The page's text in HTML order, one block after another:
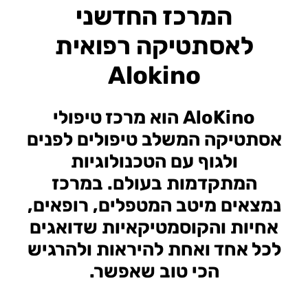
המרכז החדשני
לאסתטיקה רפואית
Alokino
AloKino הוא מרכז טיפולי
אסתטיקה המשלב טיפולים לפנים
ולגוף עם הטכנולוגיות
המתקדמות בעולם. במרכז
נמצאים מיטב המטפלים, רופאים,
אחיות והקוסמטיקאיות שדואגים
לכל אחד ואחת להיראות ולהרגיש
הכי טוב שאפשר.